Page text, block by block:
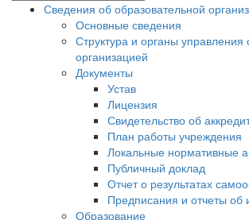
Сведения об образовательной
Основные сведения
Структура и органы управления
организацией
Документы
Устав
Лицензия
Свидетельство об
План работы учреждения
Локальные нормативные
Публичный доклад
Отчет о результатах
Предписания и отчеты об
Образование